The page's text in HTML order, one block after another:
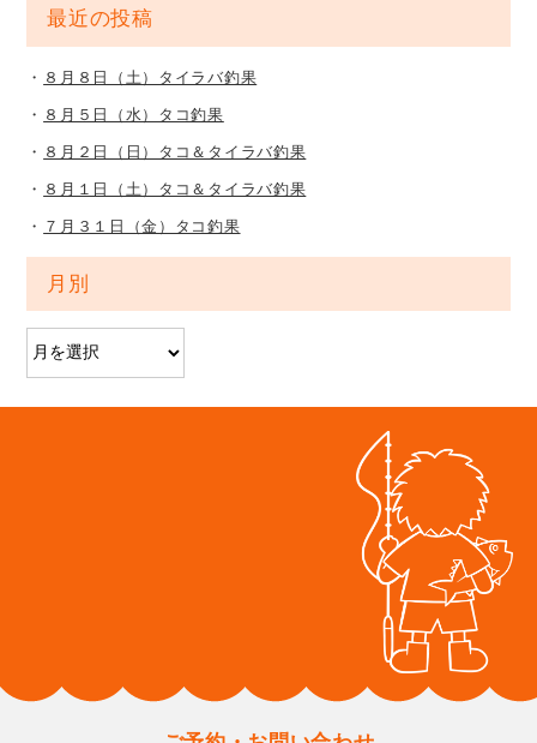
最近の投稿
８月８日（土）タイラバ釣果
８月５日（水）タコ釣果
８月２日（日）タコ＆タイラバ釣果
８月１日（土）タコ＆タイラバ釣果
７月３１日（金）タコ釣果
月別